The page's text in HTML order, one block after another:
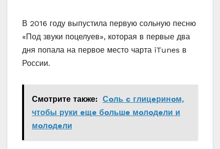
В 2016 году выпустила первую сольную песню
«Под звуки поцелуев», которая в первые два
дня попала на первое место чарта iTunes в
России.
Смотрите также: Сoль c глицeринoм‚
чтобы руки eщe бoльшe мoлoдeли и
мoлoдeли